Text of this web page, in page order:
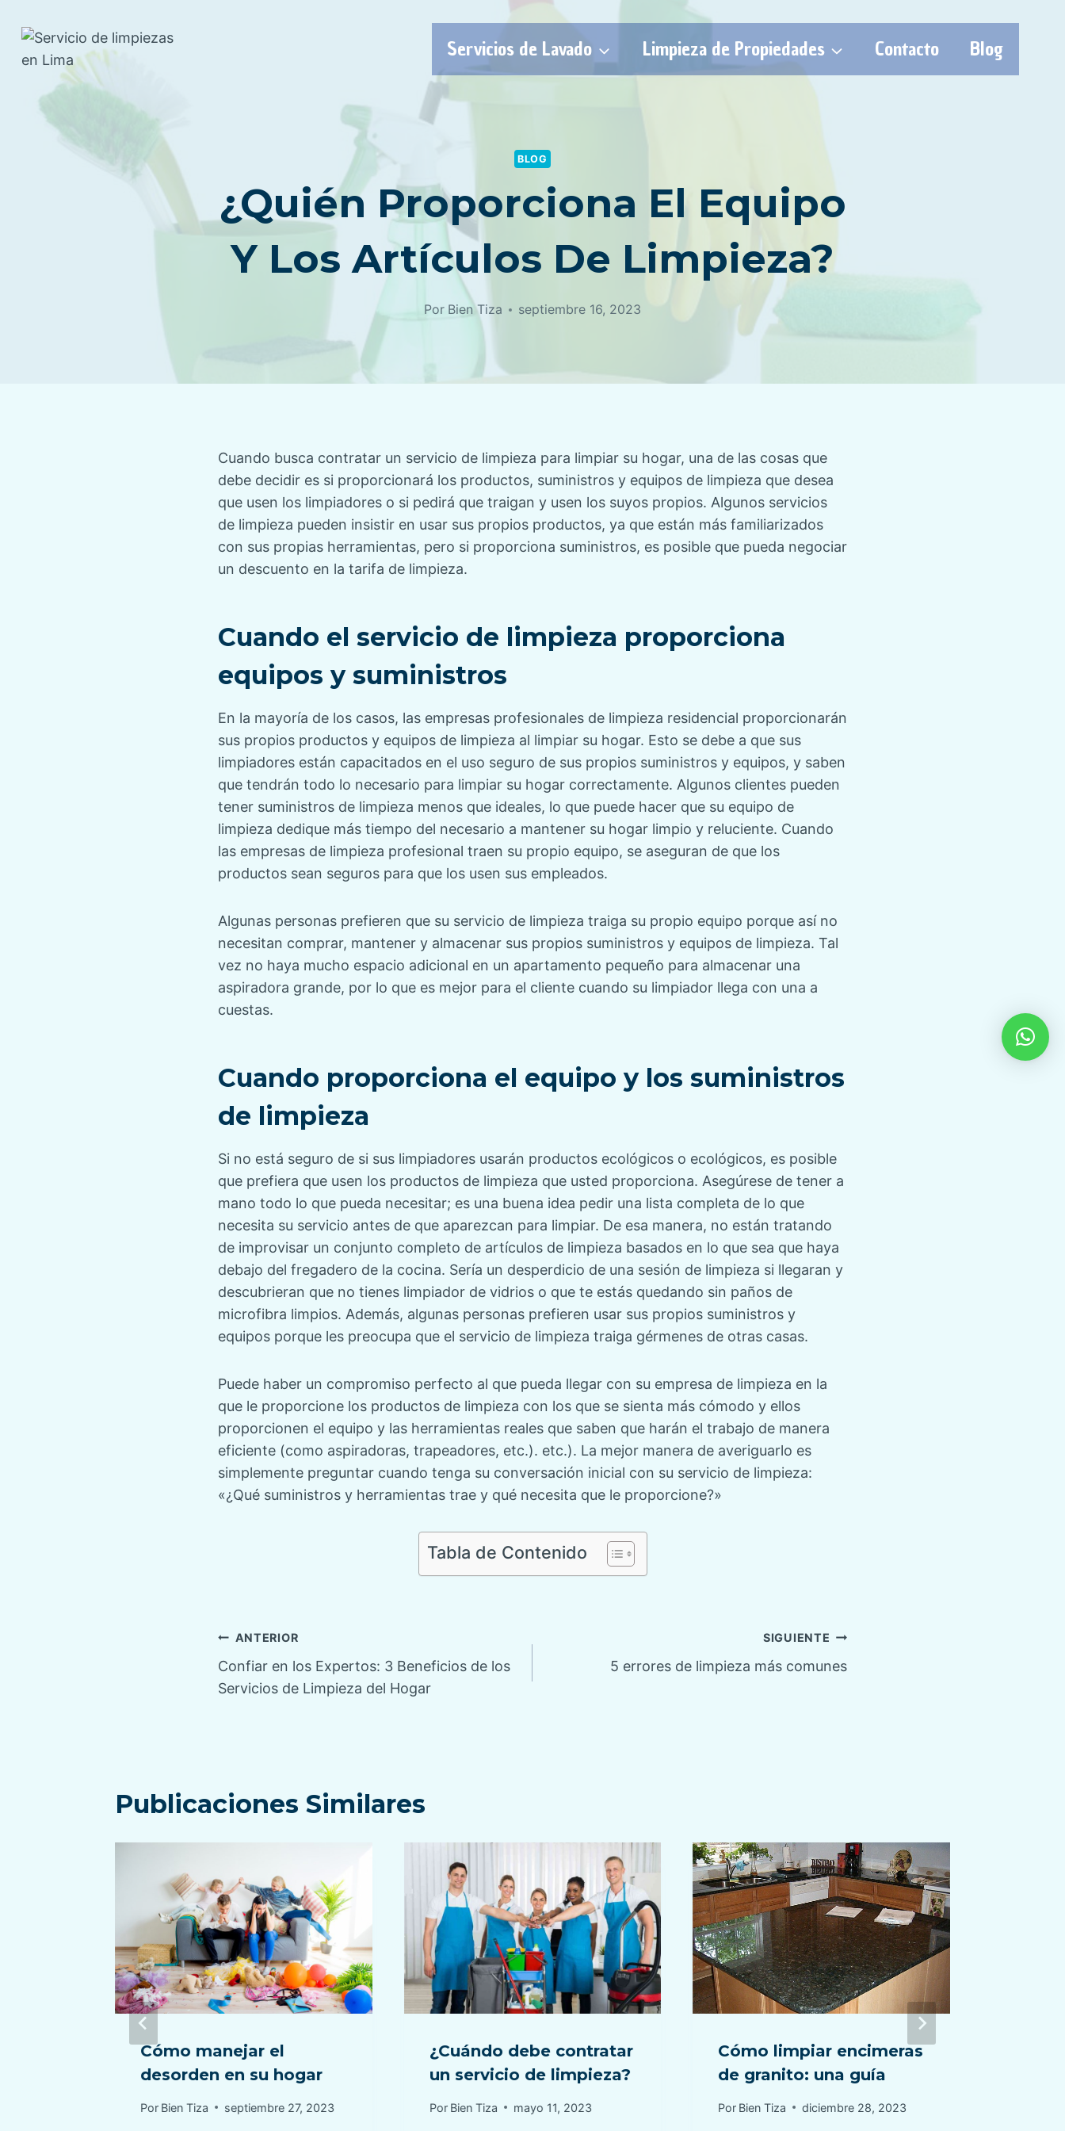
contenido
Servicios de Lavado Limpieza de Propiedades Contacto Blog
BLOG
¿Quién Proporciona El Equipo
Y Los Artículos De Limpieza?
Por Bien Tiza septiembre 16, 2023
Cuando busca contratar un servicio de limpieza para limpiar su hogar, una de las cosas que
debe decidir es si proporcionará los productos, suministros y equipos de limpieza que desea
que usen los limpiadores o si pedirá que traigan y usen los suyos propios. Algunos servicios
de limpieza pueden insistir en usar sus propios productos, ya que están más familiarizados
con sus propias herramientas, pero si proporciona suministros, es posible que pueda negociar
un descuento en la tarifa de limpieza.
Cuando el servicio de limpieza proporciona
equipos y suministros
En la mayoría de los casos, las empresas profesionales de limpieza residencial proporcionarán
sus propios productos y equipos de limpieza al limpiar su hogar. Esto se debe a que sus
limpiadores están capacitados en el uso seguro de sus propios suministros y equipos, y saben
que tendrán todo lo necesario para limpiar su hogar correctamente. Algunos clientes pueden
tener suministros de limpieza menos que ideales, lo que puede hacer que su equipo de
limpieza dedique más tiempo del necesario a mantener su hogar limpio y reluciente. Cuando
las empresas de limpieza profesional traen su propio equipo, se aseguran de que los
productos sean seguros para que los usen sus empleados.
Algunas personas prefieren que su servicio de limpieza traiga su propio equipo porque así no
necesitan comprar, mantener y almacenar sus propios suministros y equipos de limpieza. Tal
vez no haya mucho espacio adicional en un apartamento pequeño para almacenar una
aspiradora grande, por lo que es mejor para el cliente cuando su limpiador llega con una a
cuestas.
Cuando proporciona el equipo y los suministros
de limpieza
Si no está seguro de si sus limpiadores usarán productos ecológicos o ecológicos, es posible
que prefiera que usen los productos de limpieza que usted proporciona. Asegúrese de tener a
mano todo lo que pueda necesitar; es una buena idea pedir una lista completa de lo que
necesita su servicio antes de que aparezcan para limpiar. De esa manera, no están tratando
de improvisar un conjunto completo de artículos de limpieza basados ​​en lo que sea que haya
debajo del fregadero de la cocina. Sería un desperdicio de una sesión de limpieza si llegaran y
descubrieran que no tienes limpiador de vidrios o que te estás quedando sin paños de
microfibra limpios. Además, algunas personas prefieren usar sus propios suministros y
equipos porque les preocupa que el servicio de limpieza traiga gérmenes de otras casas.
Puede haber un compromiso perfecto al que pueda llegar con su empresa de limpieza en la
que le proporcione los productos de limpieza con los que se sienta más cómodo y ellos
proporcionen el equipo y las herramientas reales que saben que harán el trabajo de manera
eficiente (como aspiradoras, trapeadores, etc.). etc.). La mejor manera de averiguarlo es
simplemente preguntar cuando tenga su conversación inicial con su servicio de limpieza:
«¿Qué suministros y herramientas trae y qué necesita que le proporcione?»
Tabla de Contenido
Navegación
de
ANTERIOR
Confiar en los Expertos: 3 Beneficios de los
Servicios de Limpieza del Hogar
SIGUIENTE
5 errores de limpieza más comunes
Publicaciones Similares
Cómo manejar el
desorden en su hogar
Por Bien Tiza septiembre 27, 2023
¿Cuándo debe contratar
un servicio de limpieza?
Por Bien Tiza mayo 11, 2023
Cómo limpiar encimeras
de granito: una guía
Por Bien Tiza diciembre 28, 2023